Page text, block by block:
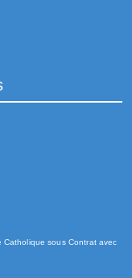
Catholique sous Contrat avec